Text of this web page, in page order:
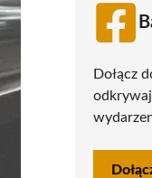
Dołącz